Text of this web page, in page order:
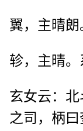
翼，主晴朗
轸，主晴。
玄女云：
之司，柄